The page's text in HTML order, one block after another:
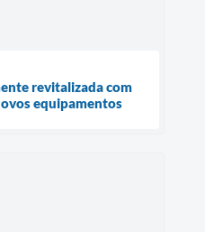
revitalizada com
equipamentos